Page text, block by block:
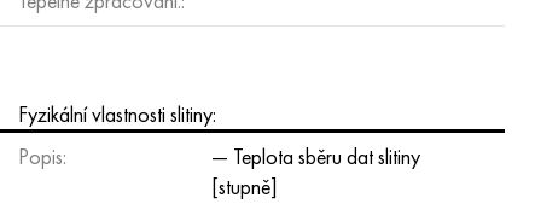
Fyzikální vlastnosti slitiny:
Popis:
— Teplota sběru dat slitiny
[stupně]